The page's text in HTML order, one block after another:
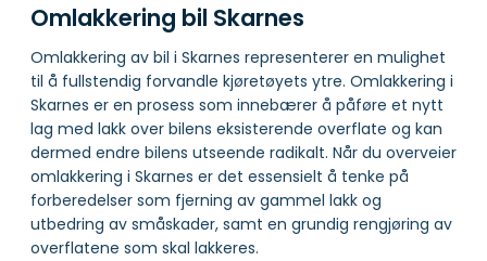
Omlakkering bil Skarnes
Omlakkering av bil i Skarnes representerer en mulighet
til å fullstendig forvandle kjøretøyets ytre. Omlakkering i
Skarnes er en prosess som innebærer å påføre et nytt
lag med lakk over bilens eksisterende overflate og kan
dermed endre bilens utseende radikalt. Når du overveier
omlakkering i Skarnes er det essensielt å tenke på
forberedelser som fjerning av gammel lakk og
utbedring av småskader, samt en grundig rengjøring av
overflatene som skal lakkeres.